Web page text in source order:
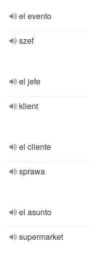
el evento
szef
el jefe
klient
el cliente
sprawa
el asunto
supermarket